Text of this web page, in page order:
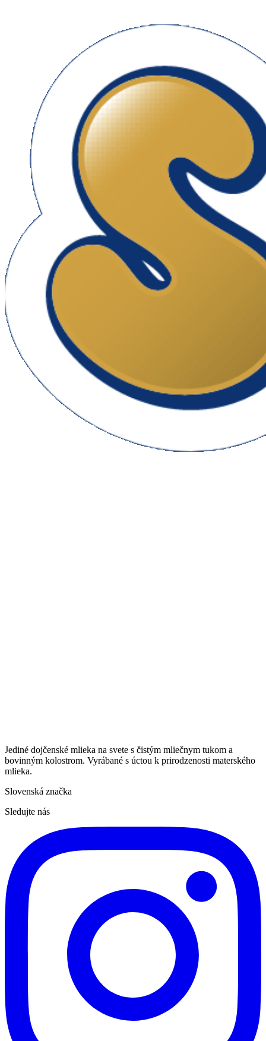
Jediné dojčenské mlieka na svete s čistým mliečnym tukom a
bovinným kolostrom. Vyrábané s úctou k prirodzenosti materského
mlieka.
Slovenská značka
Sledujte nás